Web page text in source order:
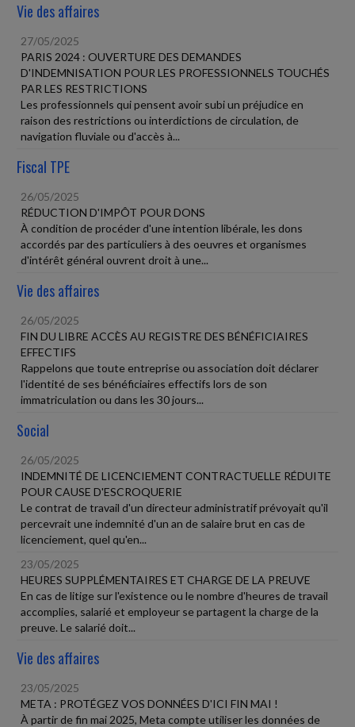
Vie des affaires
27/05/2025
PARIS 2024 : OUVERTURE DES DEMANDES
D'INDEMNISATION POUR LES PROFESSIONNELS TOUCHÉS
PAR LES RESTRICTIONS
Les professionnels qui pensent avoir subi un préjudice en
raison des restrictions ou interdictions de circulation, de
navigation fluviale ou d'accès à...
Fiscal TPE
26/05/2025
RÉDUCTION D'IMPÔT POUR DONS
À condition de procéder d'une intention libérale, les dons
accordés par des particuliers à des oeuvres et organismes
d'intérêt général ouvrent droit à une...
Vie des affaires
26/05/2025
FIN DU LIBRE ACCÈS AU REGISTRE DES BÉNÉFICIAIRES
EFFECTIFS
Rappelons que toute entreprise ou association doit déclarer
l'identité de ses bénéficiaires effectifs lors de son
immatriculation ou dans les 30 jours...
Social
26/05/2025
INDEMNITÉ DE LICENCIEMENT CONTRACTUELLE RÉDUITE
POUR CAUSE D'ESCROQUERIE
Le contrat de travail d'un directeur administratif prévoyait qu'il
percevrait une indemnité d'un an de salaire brut en cas de
licenciement, quel qu'en...
23/05/2025
HEURES SUPPLÉMENTAIRES ET CHARGE DE LA PREUVE
En cas de litige sur l'existence ou le nombre d'heures de travail
accomplies, salarié et employeur se partagent la charge de la
preuve. Le salarié doit...
Vie des affaires
23/05/2025
META : PROTÉGEZ VOS DONNÉES D'ICI FIN MAI !
À partir de fin mai 2025, Meta compte utiliser les données de